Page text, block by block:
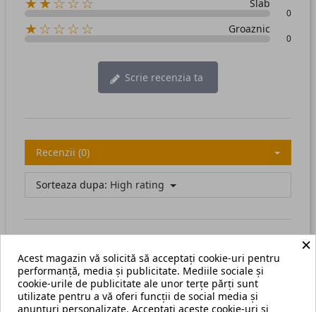
★★☆☆☆ Slab
0
★☆☆☆☆ Groaznic
0
Scrie recenzia ta
Recenzii (0)
Sorteaza dupa: High rating
There are no available reviews.Scrie recenzia ta.
×
Acest magazin vă solicită să acceptați cookie-uri pentru
performanță, media și publicitate. Mediile sociale și
cookie-urile de publicitate ale unor terțe părți sunt
utilizate pentru a vă oferi funcții de social media și
anunțuri personalizate. Acceptați aceste cookie-uri și